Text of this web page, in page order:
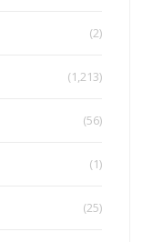
(2)
(1,213)
(56)
(1)
(25)